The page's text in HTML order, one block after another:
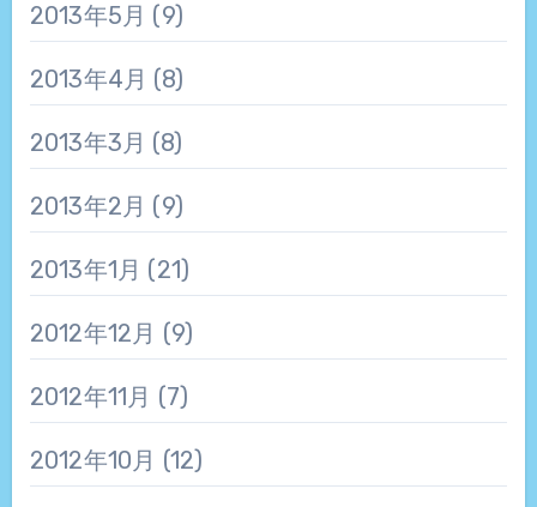
2013年5月 (9)
2013年4月 (8)
2013年3月 (8)
2013年2月 (9)
2013年1月 (21)
2012年12月 (9)
2012年11月 (7)
2012年10月 (12)